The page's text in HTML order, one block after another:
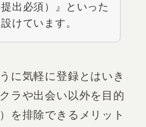
出必須）』といった
けています。
に気軽に登録とはいき
ラや出会い以外を目的
を排除できるメリット